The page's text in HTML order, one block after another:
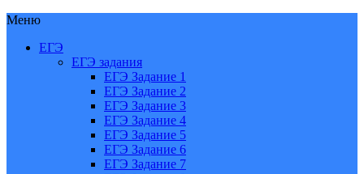
Меню
ЕГЭ
ЕГЭ задания
ЕГЭ Задание 1
ЕГЭ Задание 2
ЕГЭ Задание 3
ЕГЭ Задание 4
ЕГЭ Задание 5
ЕГЭ Задание 6
ЕГЭ Задание 7